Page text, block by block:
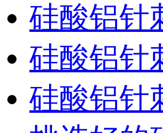
硅酸铝针
硅酸铝针
硅酸铝针